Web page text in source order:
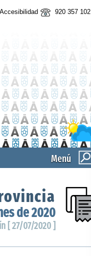
Accesibilidad 920 357 102
Menú
de 2020
[ 27/07/2020 ]